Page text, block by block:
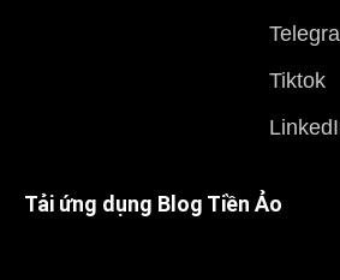
Tiktok
Tải ứng dụng Blog Tiền Ảo